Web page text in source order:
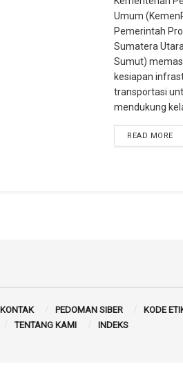
Umum
Pemerintah
Sumatera
Sumut)
kesiapan
transportasi
mendukung
READ MORE
KONTAK PEDOMAN SIBER
KODE
TENTANG KAMI INDEKS